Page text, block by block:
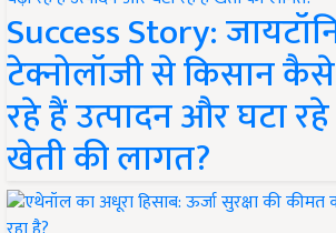
Success Story:
टेक्नोलॉजी से किसान
रहे हैं उत्पादन और घटा
खेती की लागत?